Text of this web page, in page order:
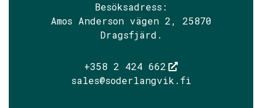
Besöksadress:
Amos Anderson vägen 2, 25870
Dragsfjärd.
+358 2 424 662
sales@soderlangvik.fi